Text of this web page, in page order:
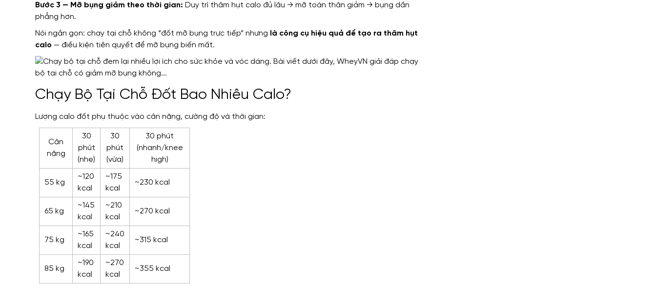
Bước 3 — Mỡ bụng giảm theo thời gian: Duy trì thâm hụt calo đủ lâu → mỡ toàn thân giảm → bụng dần
phẳng hơn.
Nói ngắn gọn: chạy tại chỗ không “đốt mỡ bụng trực tiếp” nhưng là công cụ hiệu quả để tạo ra thâm hụt
calo — điều kiện tiên quyết để mỡ bụng biến mất.
Chạy Bộ Tại Chỗ Đốt Bao Nhiêu Calo?
Lượng calo đốt phụ thuộc vào cân nặng, cường độ và thời gian:
Cân
nặng
30
phút
(nhẹ)
30
phút
(vừa)
30 phút
(nhanh/knee
high)
55 kg
~120
kcal
~175
kcal
~230 kcal
65 kg
~145
kcal
~210
kcal
~270 kcal
75 kg
~165
kcal
~240
kcal
~315 kcal
85 kg
~190
kcal
~270
kcal
~355 kcal